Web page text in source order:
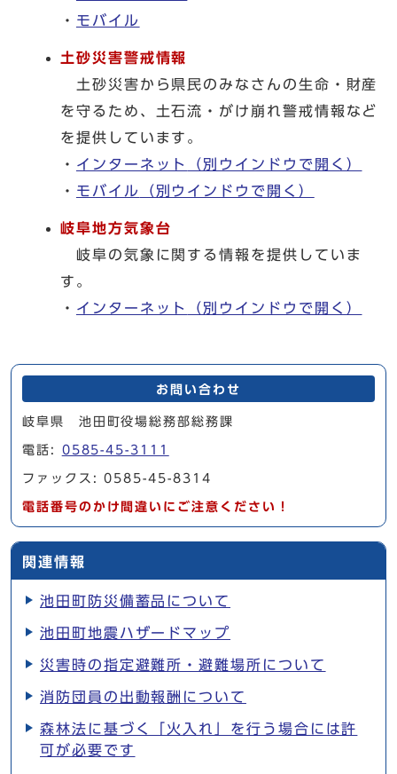
・ モバイル
土砂災害警戒情報
土砂災害から県民のみなさんの生命・財産
を守るため、土石流・がけ崩れ警戒情報など
を提供しています。
・ インターネット
（別ウインドウで開く）
・ モバイル （別ウインドウで開く）
岐阜地方気象台
岐阜の気象に関する情報を提供していま
す。
・ インターネット （別ウインドウで開く）
お問い合わせ
岐阜県 池田町役場総務部総務課
電話: 0585-45-3111
ファックス: 0585-45-8314
電話番号のかけ間違いにご注意ください！
関連情報
池田町防災備蓄品について
池田町地震ハザードマップ
災害時の指定避難所・避難場所について
消防団員の出動報酬について
森林法に基づく「火入れ」を行う場合には許
可が必要です